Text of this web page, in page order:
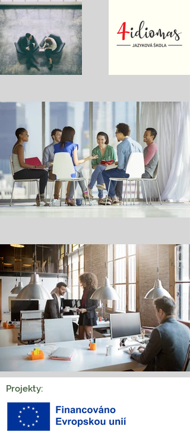
Projekty: